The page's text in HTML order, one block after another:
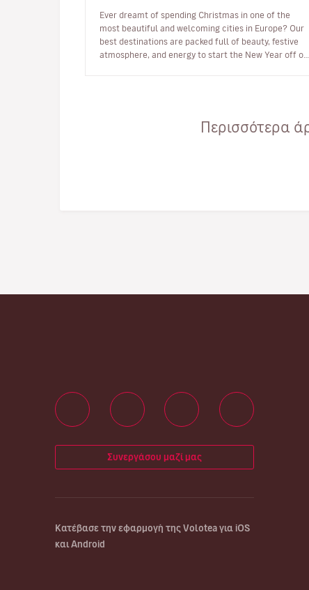
Ever dreamt of spending Christmas in one of the
most beautiful and welcoming cities in Europe? Our
best destinations are packed full of beauty, festive
atmosphere, and energy to start the New Year off on
Περισσότερα
Συνεργάσου μαζί μας
Κατέβασε την εφαρμογή της Volotea για iOS
και Android